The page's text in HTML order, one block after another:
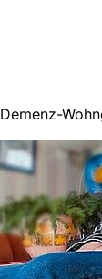
Demenz-